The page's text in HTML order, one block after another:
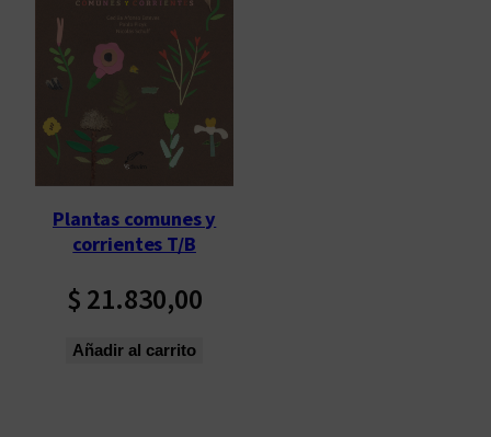
Plantas comunes y
corrientes T/B
$ 21.830,00
Añadir al carrito